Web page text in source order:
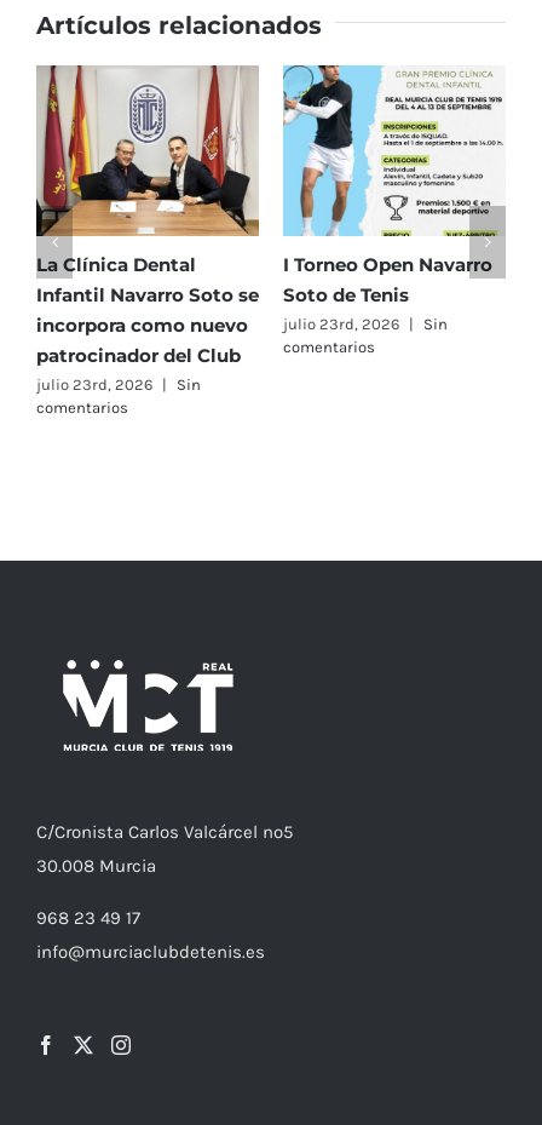
Tenis
1919
(Noviembre)
Artículos relacionados
La Clínica Dental
Infantil Navarro Soto se
incorpora como nuevo
patrocinador del Club
julio 23rd, 2026 |
Sin
comentarios
I Torneo Open Navarro
Soto de Tenis
julio 23rd, 2026 |
Sin
comentarios
C/Cronista Carlos Valcárcel nº5
30.008 Murcia
968 23 49 17
info@murciaclubdetenis.es